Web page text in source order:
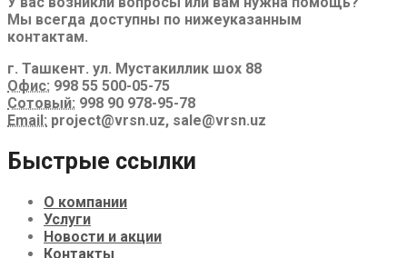
Мы всегда доступны по нижеуказанным
контактам.
г. Ташкент. ул. Мустакиллик шох 88
Офис: 998 55 500-05-75
Сотовый: 998 90 978-95-78
Email: project@vrsn.uz, sale@vrsn.uz
Быстрые ссылки
О компании
Услуги
Новости и акции
Контакты